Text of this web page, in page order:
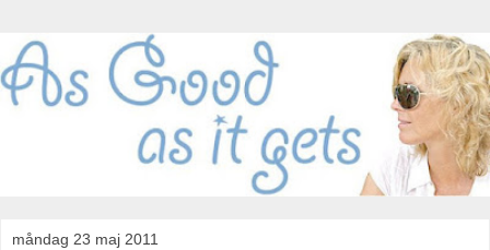
måndag 23 maj 2011